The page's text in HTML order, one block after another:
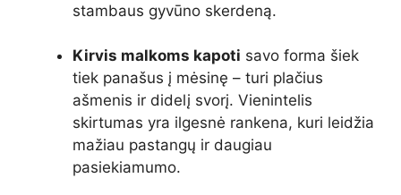
stambaus gyvūno skerdeną.
Kirvis malkoms kapoti savo forma šiek
tiek panašus į mėsinę – turi plačius
ašmenis ir didelį svorį. Vienintelis
skirtumas yra ilgesnė rankena, kuri leidžia
mažiau pastangų ir daugiau
pasiekiamumo.